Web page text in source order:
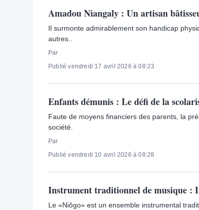
Amadou Niangaly : Un artisan
Il surmonte admirablement son handicap
autres..
Par
Publié vendredi 17 avril 2026 à 08:23
Enfants démunis : Le défi de la
Faute de moyens financiers des parents, la
société.
Par
Publié vendredi 10 avril 2026 à 08:28
Instrument traditionnel de musique :
Le «Niôgo» est un ensemble instrumental